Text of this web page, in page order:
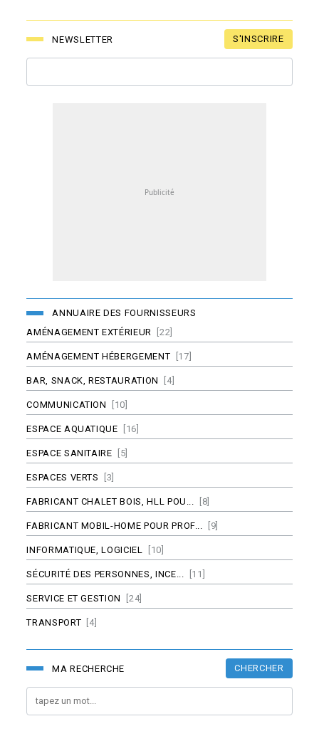
NEWSLETTER S'INSCRIRE
ANNUAIRE DES FOURNISSEURS
AMÉNAGEMENT EXTÉRIEUR [22]
AMÉNAGEMENT HÉBERGEMENT [17]
BAR, SNACK, RESTAURATION [4]
COMMUNICATION [10]
ESPACE AQUATIQUE [16]
ESPACE SANITAIRE [5]
ESPACES VERTS [3]
FABRICANT CHALET BOIS, HLL POU... [8]
FABRICANT MOBIL-HOME POUR PROF... [9]
INFORMATIQUE, LOGICIEL [10]
SÉCURITÉ DES PERSONNES, INCE... [11]
SERVICE ET GESTION [24]
TRANSPORT [4]
MA RECHERCHE CHERCHER